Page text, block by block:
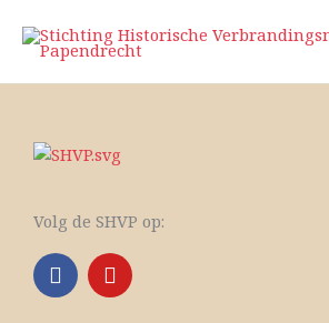
naar
inhoud
Volg de SHVP op:
F
a
c
Y
o
u